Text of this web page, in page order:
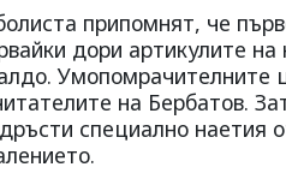
припомнят, че
дори артикулите
Умопомрачителните
на Бербатов.
специално наетия